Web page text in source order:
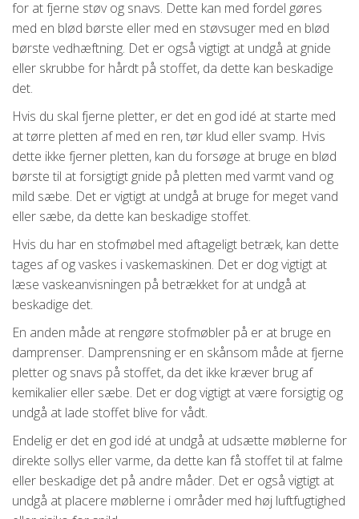
for at fjerne støv og snavs. Dette kan med fordel gøres
med en blød børste eller med en støvsuger med en blød
børste vedhæftning. Det er også vigtigt at undgå at gnide
eller skrubbe for hårdt på stoffet, da dette kan beskadige
det.
Hvis du skal fjerne pletter, er det en god idé at starte med
at tørre pletten af med en ren, tør klud eller svamp. Hvis
dette ikke fjerner pletten, kan du forsøge at bruge en blød
børste til at forsigtigt gnide på pletten med varmt vand og
mild sæbe. Det er vigtigt at undgå at bruge for meget vand
eller sæbe, da dette kan beskadige stoffet.
Hvis du har en stofmøbel med aftageligt betræk, kan dette
tages af og vaskes i vaskemaskinen. Det er dog vigtigt at
læse vaskeanvisningen på betrækket for at undgå at
beskadige det.
En anden måde at rengøre stofmøbler på er at bruge en
damprenser. Damprensning er en skånsom måde at fjerne
pletter og snavs på stoffet, da det ikke kræver brug af
kemikalier eller sæbe. Det er dog vigtigt at være forsigtig og
undgå at lade stoffet blive for vådt.
Endelig er det en god idé at undgå at udsætte møblerne for
direkte sollys eller varme, da dette kan få stoffet til at falme
eller beskadige det på andre måder. Det er også vigtigt at
undgå at placere møblerne i områder med høj luftfugtighed